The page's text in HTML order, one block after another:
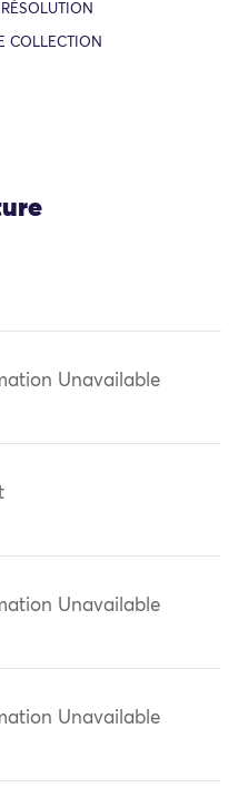
COLLECTION
Unavailable
Unavailable
Unavailable